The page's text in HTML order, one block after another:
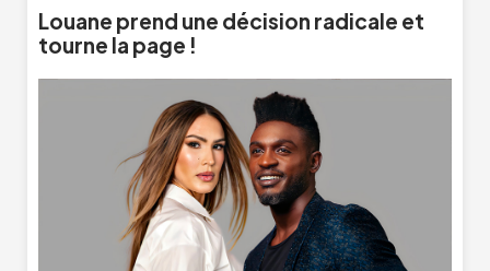
Louane prend une décision radicale et
tourne la page !